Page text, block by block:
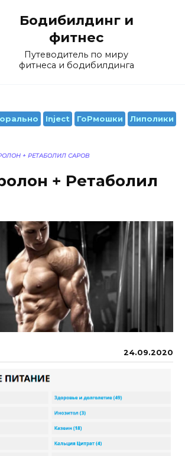
Бодибилдинг и
фитнес
Путеводитель по миру
фитнеса и бодибилдинга
Inject ГоРмошки Липолики
+ РЕТАБОЛИЛ САРОВ
+ Ретаболил
24.09.2020